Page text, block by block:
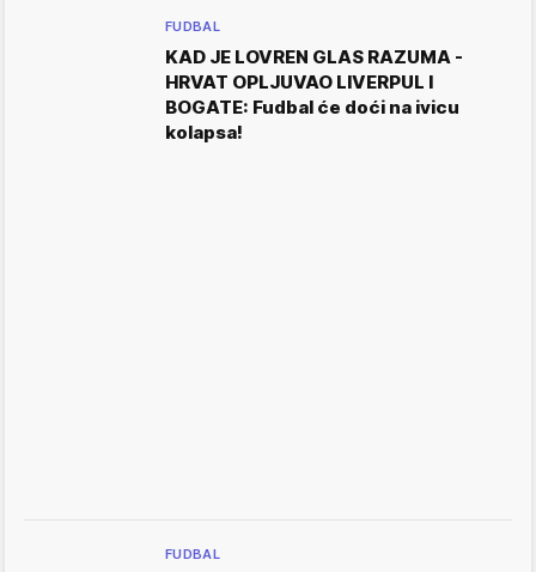
FUDBAL
KAD JE LOVREN GLAS RAZUMA -
HRVAT OPLJUVAO LIVERPUL I
BOGATE: Fudbal će doći na ivicu
kolapsa!
FUDBAL